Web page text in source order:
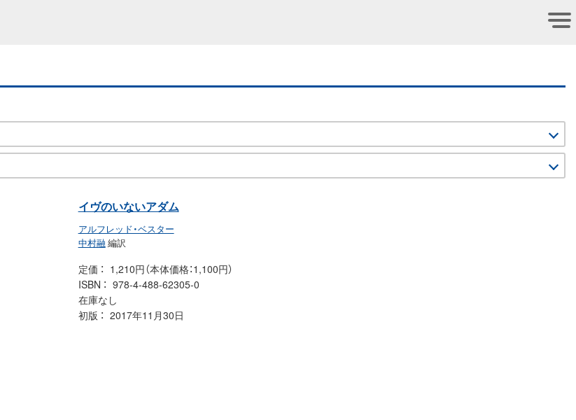
イヴのいないアダム
アルフレッド・ベスター
中村融 編訳
定価
1,210円（本体価格：1,100円）
ISBN
978-4-488-62305-0
在庫なし
初版
2017年11月30日